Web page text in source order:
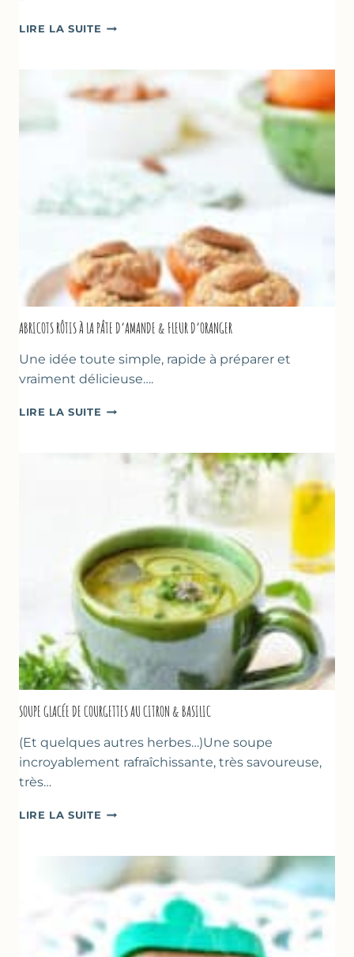
LIRE LA SUITE CAKE
COURGETTE,
HUILE
D’OLIVE
ABRICOTS RÔTIS À LA PÂTE D’AMANDE & FLEUR D’ORANGER
Une idée toute simple, rapide à préparer et
vraiment délicieuse….
LIRE LA SUITE ABRICOTS
D’ORANGER
SOUPE GLACÉE DE COURGETTES AU CITRON & BASILIC
(Et quelques autres herbes…)Une soupe
incroyablement rafraîchissante, très savoureuse,
très…
LIRE LA SUITE SOUPE
COURGETTES
AU
CITRON
BASILIC